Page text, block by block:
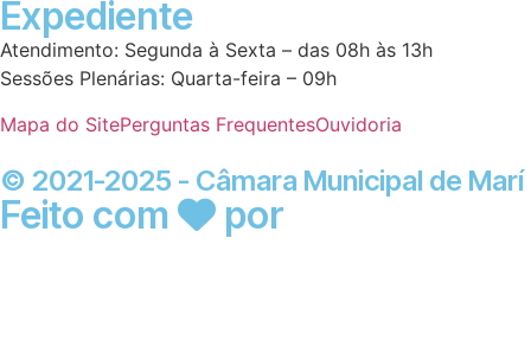
Expediente
Atendimento: Segunda à Sexta – das 08h às 13h
Sessões Plenárias: Quarta-feira – 09h
Mapa do SitePerguntas FrequentesOuvidoria
© 2021-2025 - Câmara Municipal de Marí
Feito com por
Soluções em Transparência